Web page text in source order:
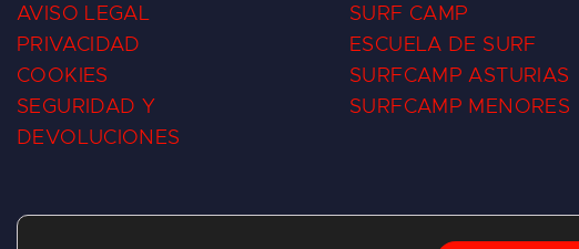
AVISO LEGAL
PRIVACIDAD
COOKIES
SEGURIDAD Y
DEVOLUCIONES
SURF CAMP
ESCUELA DE SURF
SURFCAMP ASTURIAS
SURFCAMP MENORES